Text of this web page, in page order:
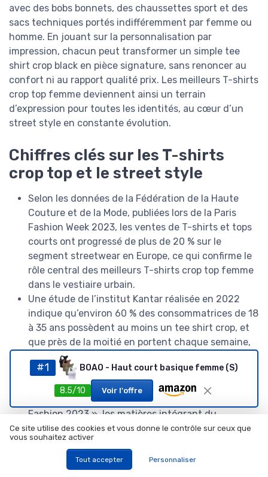
avec des bobs bonnets, des chaussettes sport et des
sacs techniques portés indifféremment par femme ou
homme. En jouant sur la personnalisation par
impression, chacun peut transformer un simple tee
shirt crop black en pièce signature, sans renoncer au
confort ni au rapport qualité prix. Les meilleurs T-shirts
crop top femme deviennent ainsi un terrain
d’expression pour toutes les identités, au cœur d’un
street style en constante évolution.
Chiffres clés sur les T-shirts
crop top et le street style
Selon les données de la Fédération de la Haute
Couture et de la Mode, publiées lors de la Paris
Fashion Week 2023, les ventes de T-shirts et tops
courts ont progressé de plus de 20 % sur le
segment streetwear en Europe, ce qui confirme le
rôle central des meilleurs T-shirts crop top femme
dans le vestiaire urbain.
Une étude de l’institut Kantar réalisée en 2022
indique qu’environ 60 % des consommatrices de 18
à 35 ans possèdent au moins un tee shirt crop, et
que près de la moitié en portent chaque semaine,
ce qui illustre la fréquence d’usage de ces
produits.
D’après les analyses de marché de McKinsey sur la
mode, publiées dans le rapport « The State of
Fashion 2023 », les matières intégrant du
polyester recyclé représentent désormais plus de
15 % des T-shirts vendus dans le segment
premium, un chiffre en hausse constante qui
impacte directement la conception des meilleurs
#1 BOAO - Haut court basique femme (S)
8.5/10 Voir l'offre
Ce site utilise des cookies et vous donne le contrôle sur ceux que
vous souhaitez activer
Tout accepter Personnaliser